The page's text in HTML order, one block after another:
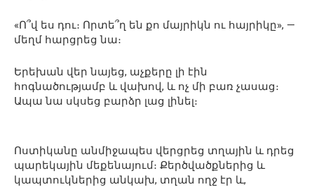
«Ո՞վ ես դու։ Որտե՞ղ են քո մայրիկն ու հայրիկը», —
մեղմ հարցրեց նա։
Երեխան վեր նայեց, աչքերը լի էին
հոգնածությամբ և վախով, և ոչ մի բառ չասաց։
Ապա նա սկսեց բարձր լաց լինել։
Ոստիկանը անմիջապես վերցրեց տղային և դրեց
պարեկային մեքենայում։ Քերծվածքներից և
կապտուկներից անկախ, տղան ողջ էր և,